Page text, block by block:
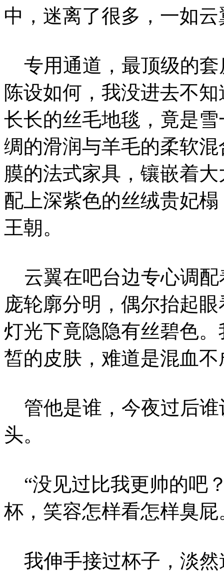
中，迷离了很多，一如
专用通道，最顶级的套
陈设如何，我没进去不
长长的丝毛地毯，竟是
绸的滑润与羊毛的柔软
膜的法式家具，镶嵌着
配上深紫色的丝绒贵妃
王朝。
云翼在吧台边专心调配
庞轮廓分明，偶尔抬起
灯光下竟隐隐有丝碧色
皙的皮肤，难道是混血不
管他是谁，今夜过后谁
头。
“没见过比我更帅的吧
杯，笑容怎样看怎样臭屁
我伸手接过杯子，淡然